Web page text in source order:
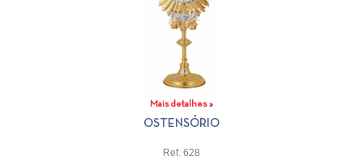
Mais detalhes »
OSTENSÓRIO
Ref. 628